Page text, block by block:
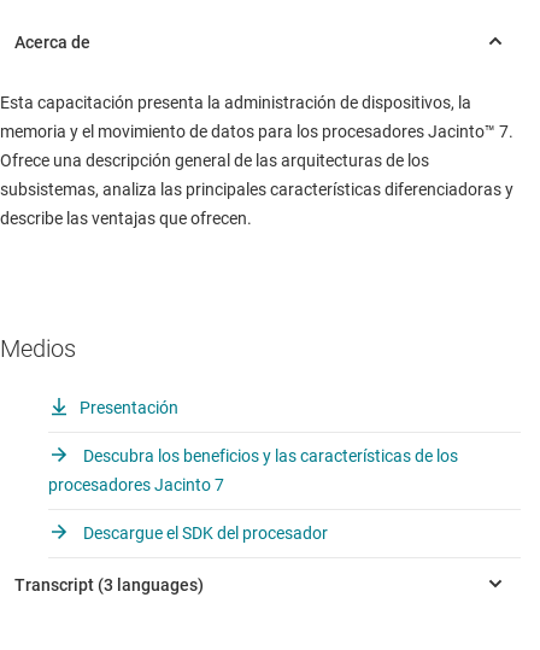
Esta capacitación presenta la administración de dispositivos, la
memoria y el movimiento de datos para los procesadores Jacinto™ 7.
Ofrece una descripción general de las arquitecturas de los
subsistemas, analiza las principales características diferenciadoras y
describe las ventajas que ofrecen.
Medios
Presentación
Descubra los beneficios y las características de los
procesadores Jacinto 7
Descargue el SDK del procesador